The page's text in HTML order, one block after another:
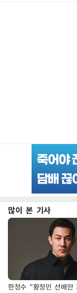
많이 본 기사
한정수 "황정민 선배